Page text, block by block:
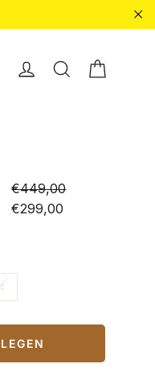
EinloggenSuche
Normaler
€449,00
Sonderpreis
€299,00